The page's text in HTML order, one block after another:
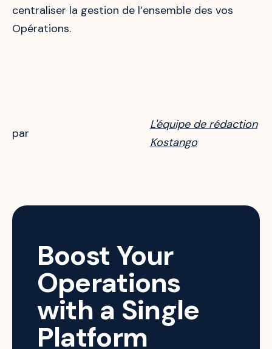
centraliser la gestion de l’ensemble des vos
Opérations.
par
L'équipe de rédaction
Kostango
Boost Your
Operations
with a Single
Platform